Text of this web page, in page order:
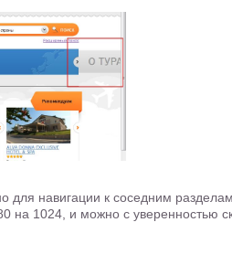
для навигации к соседним
на 1024, и можно с уверенностью